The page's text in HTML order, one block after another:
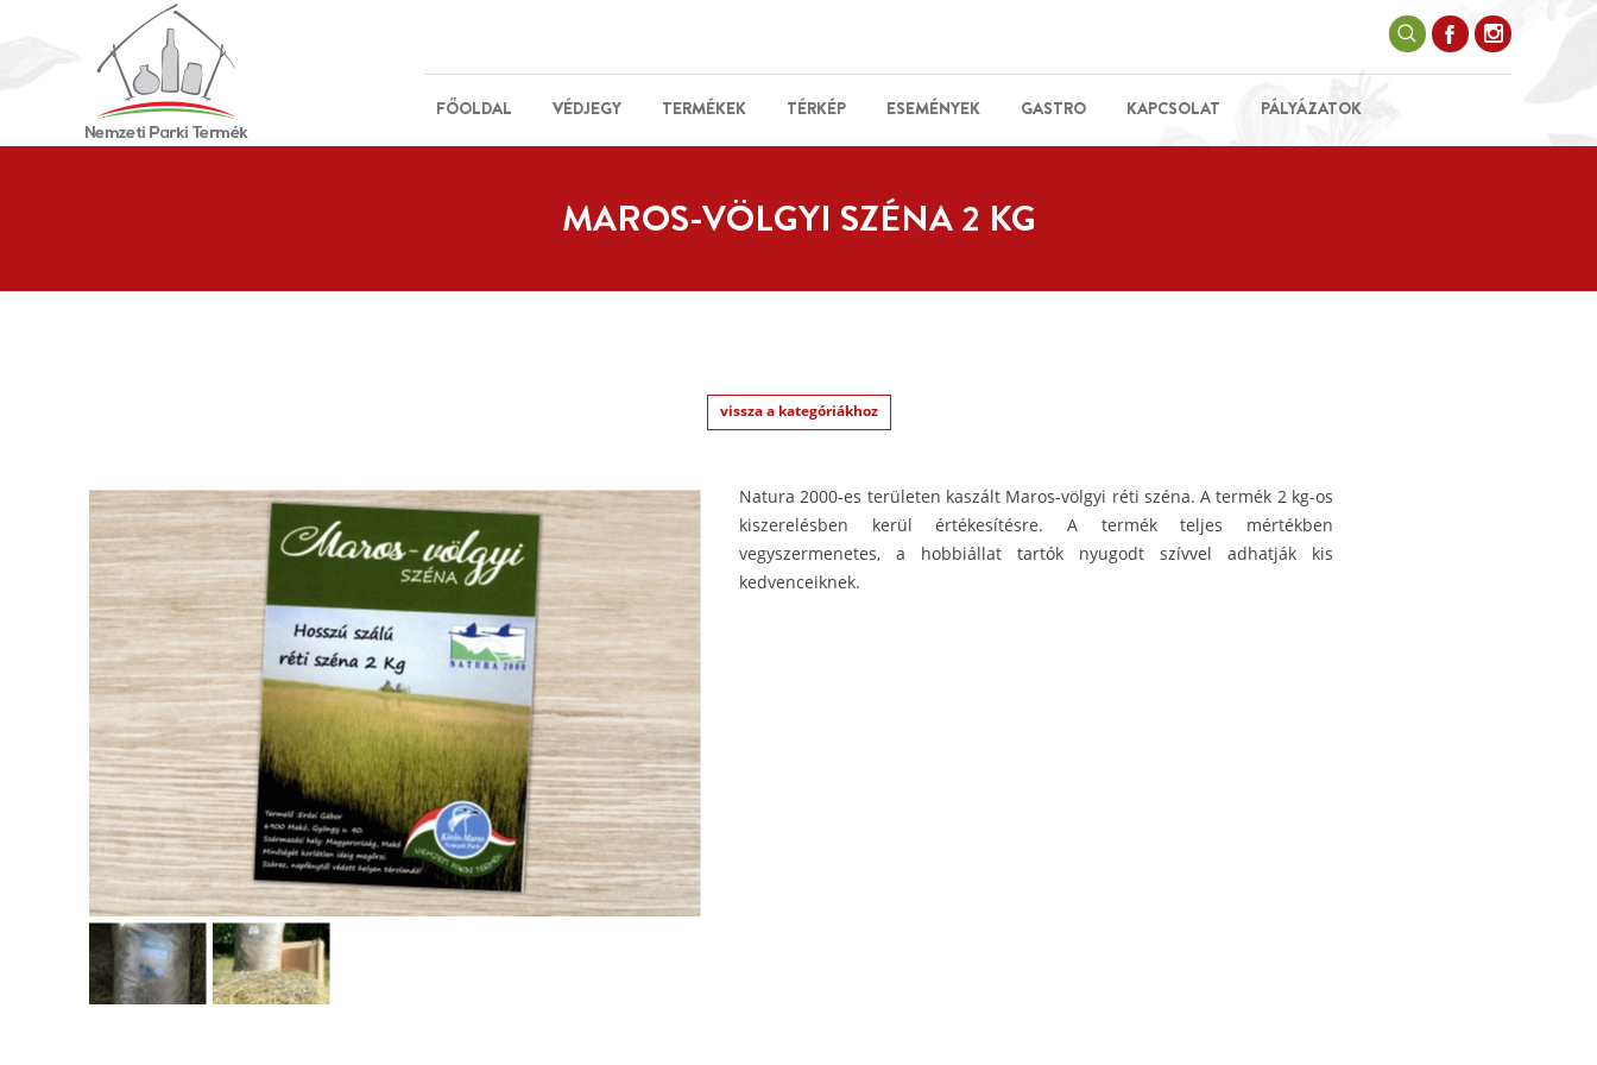
FŐOLDAL VÉDJEGY TERMÉKEK TÉRKÉP ESEMÉNYEK GASTRO KAPCSOLAT PÁLYÁZATOK
MAROS-VÖLGYI SZÉNA 2 KG
vissza a kategóriákhoz
Natura 2000-es területen kaszált Maros-völgyi réti széna. A termék 2 kg-os
kiszerelésben kerül értékesítésre. A termék teljes mértékben
vegyszermenetes, a hobbiállat tartók nyugodt szívvel adhatják kis
kedvenceiknek.